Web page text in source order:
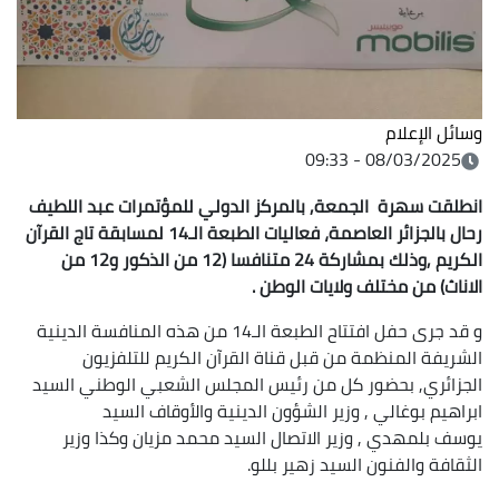
وسائل الإعلام
08/03/2025 - 09:33
انطلقت سهرة الجمعة, بالمركز الدولي للمؤتمرات عبد اللطيف
رحال بالجزائر العاصمة، فعاليات الطبعة الـ14 لمسابقة تاج القرآن
الكريم ,وذلك بمشاركة 24 متنافسا (12 من الذكور و12 من
الاناث) من مختلف ولايات الوطن .
و قد جرى حفل افتتاح الطبعة الـ14 من هذه المنافسة الدينية
الشريفة المنظمة من قبل قناة القرآن الكريم للتلفزيون
الجزائري, بحضور كل من رئيس المجلس الشعبي الوطني السيد
ابراهيم بوغالي , وزير الشؤون الدينية والأوقاف السيد
يوسف بلمهدي , وزير الاتصال السيد محمد مزيان وكذا وزير
الثقافة والفنون السيد زهير بللو.